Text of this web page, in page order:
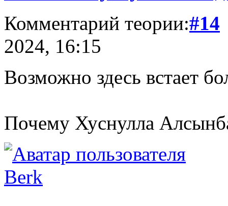
Комментарий теории:#14
2024, 16:15
Возможно здесь встает
Почему Хуснулла
Berk